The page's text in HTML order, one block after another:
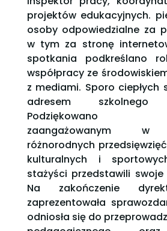
projektów edukacyjnych.
osoby odpowiedzialne za
w tym za stronę
spotkania podkreślano
współpracy ze
z mediami. Sporo ciepłych
adresem szkolnego
Podziękowano
zaangażowanym w
różnorodnych
kulturalnych i
stażyści przedstawili swoje
Na zakończenie
zaprezentowała
odniosła się do